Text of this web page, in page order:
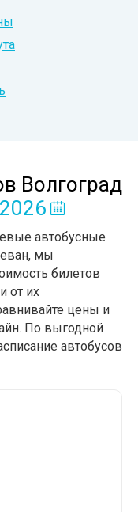
Волгоград
автобусные
мы
билетов
от их
цены и
По выгодной
автобусов